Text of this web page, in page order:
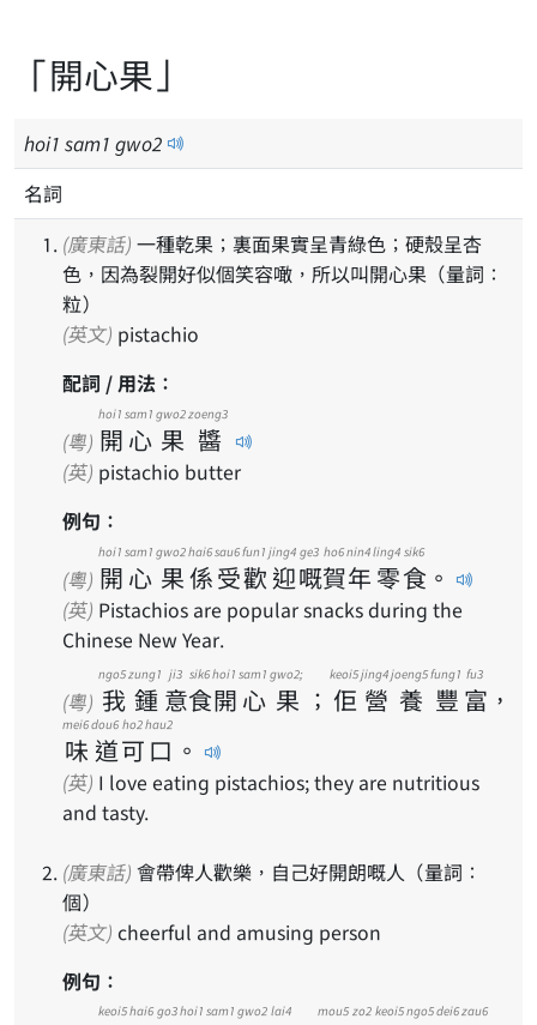
「開心果」
hoi1 sam1 gwo2
名詞
(廣東話)
色，因為裂開好似個笑容噉，所以叫開心果（量詞：
粒）
(英文) pistachio
配詞 / 用法：
(粵) 開
hoi1
心
sam1
果
gwo2
醬
zoeng3
(英) pistachio butter
例句：
(粵) 開
hoi1
心
sam1
果
gwo2
係
hai6
受
sau6
歡
fun1
迎
jing4
嘅
ge3
賀
ho6
年
nin4
零
ling4
食
sik6
。
(英) Pistachios are popular snacks during the
Chinese New Year.
(粵) 我
ngo5
鍾
zung1
意
ji3
食
sik6
開
hoi1
心
sam1
果
gwo2;
； 佢
keoi5
營
jing4
養
joeng5
豐
fung1
富
fu3
，
味
mei6
道
dou6
可
ho2
口
hau2
。
(英) I love eating pistachios; they are nutritious
and tasty.
(廣東話)
個）
(英文) cheerful and amusing person
例句：
keoi5hai6 go3hoi1 sam1 gwo2 lai4 mou5 zo2 keoi5ngo5dei6zau6